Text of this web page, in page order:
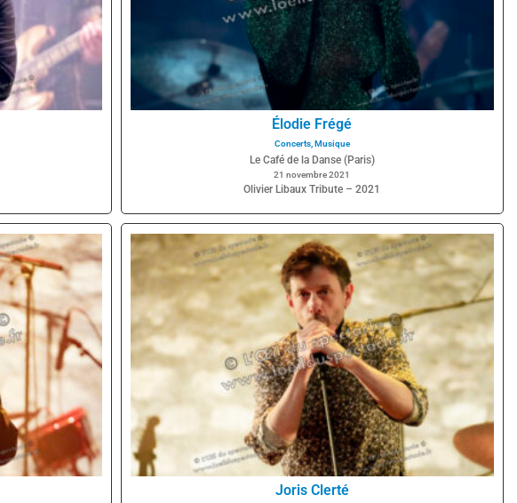
Élodie Frégé
Concerts, Musique
Le Café de la Danse (Paris)
21 novembre 2021
Olivier Libaux Tribute – 2021
Joris Clerté